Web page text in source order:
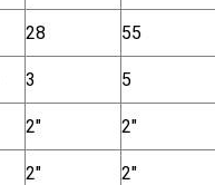
28 55
3 5
2" 2"
2" 2"